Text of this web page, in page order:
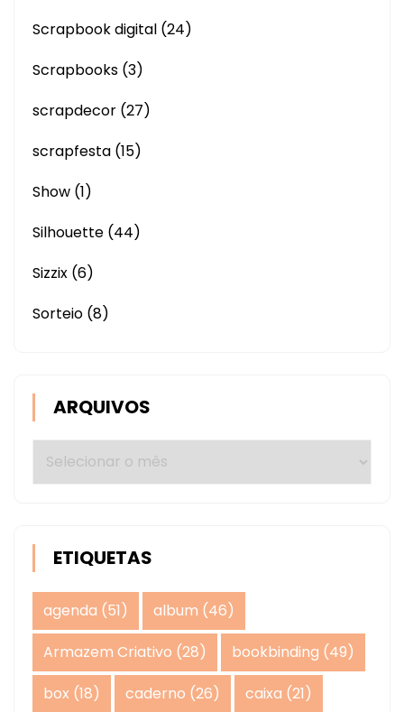
Scrapbook digital (24)
Scrapbooks (3)
scrapdecor (27)
scrapfesta (15)
Show (1)
Silhouette (44)
Sizzix (6)
Sorteio (8)
ARQUIVOS
Arquivos
ETIQUETAS
agenda (51) album (46)
Armazem Criativo (28) bookbinding (49)
box (18) caderno (26) caixa (21)